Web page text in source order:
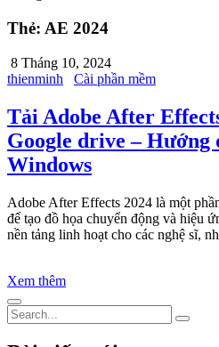
Thẻ: AE 2024
8 Tháng 10, 2024
thienminh
Cài phần mềm
Tải Adobe After
Google drive – Hướng
Windows
Adobe After Effects 2024 là một
để tạo đồ họa chuyển động và hiệu
nền tảng linh hoạt cho các nghệ sĩ,
Xem thêm